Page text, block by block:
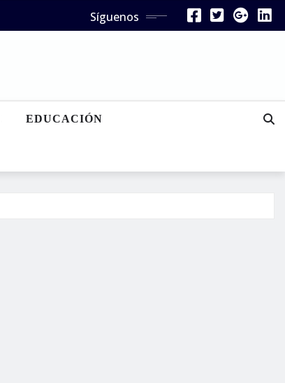
Síguenos
EDUCACIÓN